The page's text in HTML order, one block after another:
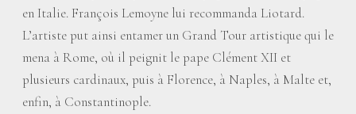
en Italie. François Lemoyne lui recommanda Liotard.
L’artiste put ainsi entamer un Grand Tour artistique qui le
mena à Rome, où il peignit le pape Clément XII et
plusieurs cardinaux, puis à Florence, à Naples, à Malte et,
enfin, à Constantinople.